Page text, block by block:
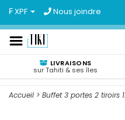
₣ XPF Nous joindre
LIVRAISONS
sur Tahiti & ses îles
Accueil > Buffet 3 portes 2 tiroirs